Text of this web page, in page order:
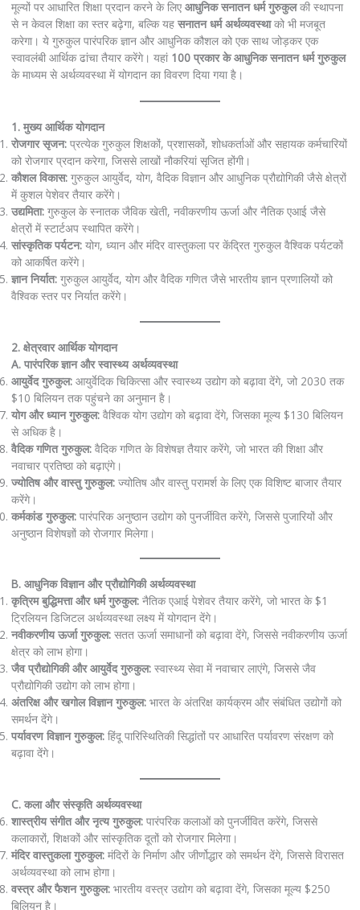
मूल्यों पर आधारित शिक्षा प्रदान करने के लिए आधुनिक सनातन धर्म गुरुकुलकी स्थापना
से न केवल शिक्षा का स्तर बढ़ेगा, बल्कि यह सनातन धर्म अर्थव्यवस्थाको भी मजबूत
करेगा। ये गुरुकुल पारंपरिक ज्ञान और आधुनिक कौशल को एक साथ जोड़कर एक
स्वावलंबी आर्थिक ढांचा तैयार करेंगे। यहां 100 प्रकार के आधुनिक सनातन धर्म गुरुकुल
के माध्यम से अर्थव्यवस्था में योगदान का विवरण दिया गया है।
1. मुख्य आर्थिक योगदान
रोजगार सृजन:प्रत्येक गुरुकुल शिक्षकों, प्रशासकों, शोधकर्ताओं और सहायक कर्मचारियों
को रोजगार प्रदान करेगा, जिससे लाखों नौकरियां सृजित होंगी।
कौशल विकास:गुरुकुल आयुर्वेद, योग, वैदिक विज्ञान और आधुनिक प्रौद्योगिकी जैसे क्षेत्रों
में कुशल पेशेवर तैयार करेंगे।
उद्यमिता:गुरुकुल के स्नातक जैविक खेती, नवीकरणीय ऊर्जा और नैतिक एआई जैसे
क्षेत्रों में स्टार्टअप स्थापित करेंगे।
सांस्कृतिक पर्यटन:योग, ध्यान और मंदिर वास्तुकला पर केंद्रित गुरुकुल वैश्विक पर्यटकों
को आकर्षित करेंगे।
ज्ञान निर्यात:गुरुकुल आयुर्वेद, योग और वैदिक गणित जैसे भारतीय ज्ञान प्रणालियों को
वैश्विक स्तर पर निर्यात करेंगे।
2. क्षेत्रवार आर्थिक योगदान
A. पारंपरिक ज्ञान और स्वास्थ्य अर्थव्यवस्था
आयुर्वेद गुरुकुल:आयुर्वेदिक चिकित्सा और स्वास्थ्य उद्योग को बढ़ावा देंगे, जो 2030 तक
$10 बिलियन तक पहुंचने का अनुमान है।
योग और ध्यान गुरुकुल:वैश्विक योग उद्योग को बढ़ावा देंगे, जिसका मूल्य $130 बिलियन
से अधिक है।
वैदिक गणित गुरुकुल:वैदिक गणित के विशेषज्ञ तैयार करेंगे, जो भारत की शिक्षा और
नवाचार प्रतिष्ठा को बढ़ाएंगे।
ज्योतिष और वास्तु गुरुकुल:ज्योतिष और वास्तु परामर्श के लिए एक विशिष्ट बाजार तैयार
करेंगे।
कर्मकांड गुरुकुल:पारंपरिक अनुष्ठान उद्योग को पुनर्जीवित करेंगे, जिससे पुजारियों और
अनुष्ठान विशेषज्ञों को रोजगार मिलेगा।
B. आधुनिक विज्ञान और प्रौद्योगिकी अर्थव्यवस्था
कृत्रिम बुद्धिमत्ता और धर्म गुरुकुल:नैतिक एआई पेशेवर तैयार करेंगे, जो भारत के $1
ट्रिलियन डिजिटल अर्थव्यवस्था लक्ष्य में योगदान देंगे।
नवीकरणीय ऊर्जा गुरुकुल:सतत ऊर्जा समाधानों को बढ़ावा देंगे, जिससे नवीकरणीय ऊर्जा
क्षेत्र को लाभ होगा।
जैव प्रौद्योगिकी और आयुर्वेद गुरुकुल:स्वास्थ्य सेवा में नवाचार लाएंगे, जिससे जैव
प्रौद्योगिकी उद्योग को लाभ होगा।
अंतरिक्ष और खगोल विज्ञान गुरुकुल:भारत के अंतरिक्ष कार्यक्रम और संबंधित उद्योगों को
समर्थन देंगे।
पर्यावरण विज्ञान गुरुकुल:हिंदू पारिस्थितिकी सिद्धांतों पर आधारित पर्यावरण संरक्षण को
बढ़ावा देंगे।
C. कला और संस्कृति अर्थव्यवस्था
शास्त्रीय संगीत और नृत्य गुरुकुल:पारंपरिक कलाओं को पुनर्जीवित करेंगे, जिससे
कलाकारों, शिक्षकों और सांस्कृतिक दूतों को रोजगार मिलेगा।
मंदिर वास्तुकला गुरुकुल:मंदिरों के निर्माण और जीर्णोद्धार को समर्थन देंगे, जिससे विरासत
अर्थव्यवस्था को लाभ होगा।
वस्त्र और फैशन गुरुकुल:भारतीय वस्त्र उद्योग को बढ़ावा देंगे, जिसका मूल्य $250
बिलियन है।